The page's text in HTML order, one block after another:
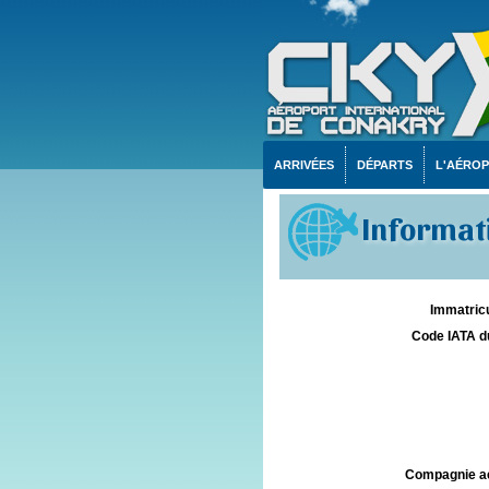
ARRIVÉES DÉPARTS
Code IATA
Compagnie